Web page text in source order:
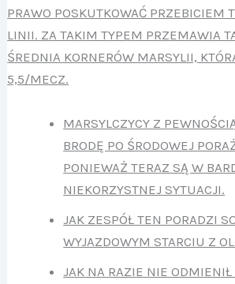
PRAWO POSKUTKOWAĆ PRZEBICIEM
LINII. ZA TAKIM TYPEM PRZEMAWIA
ŚREDNIA KORNERÓW MARSYLII,
5,5/MECZ.
MARSYLCZYCY Z
BRODĘ PO ŚRODOWEJ
PONIEWAŻ TERAZ SĄ W
NIEKORZYSTNEJ SYTUACJI.
JAK ZESPÓŁ TEN PORADZI
WYJAZDOWYM STARCIU Z
JAK NA RAZIE NIE ODMIENIŁ